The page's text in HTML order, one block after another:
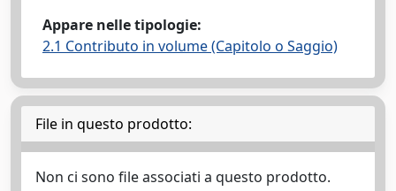
Appare nelle tipologie:
2.1 Contributo in volume (Capitolo o Saggio)
File in questo prodotto:
Non ci sono file associati a questo prodotto.